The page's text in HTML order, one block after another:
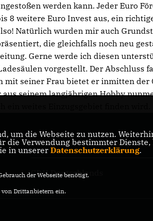
werden kann. Jeder Euro
8 weitere Euro Invest aus, ein
Natürlich wurden mir auch
die gleichfalls noch neu
Gerne werde ich diesen
vorgestellt. Der Abschluss
mit seiner Frau bietet er inmitten der
seinem langjährigen Hobby
CDU Baden-Württemberg
CDU Deutschlands
um die Webseite zu nutzen.
die Verwendung bestimmter
in unserer Datenschutzerklärung.
der Webseite benötigt.
von Drittanbietern ein.